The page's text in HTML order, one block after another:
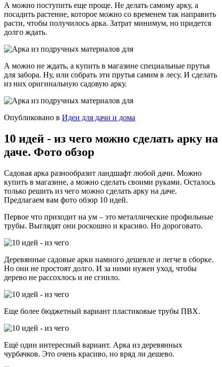
А можно поступить еще проще. Не делать самому арку, а
посадить растение, которое можно со временем так направить
расти, чтобы получилось арка. Затрат минимум, но придется
долго ждать.
А можно не ждать, а купить в магазине специальные прутья
для забора. Ну, или собрать эти прутья самим в лесу. И сделать
из них оригинальную садовую арку.
Опубликовано в Идеи для дачи и дома
10 идей - из чего можно сделать арку на
даче. Фото обзор
Садовая арка разнообразит ландшафт любой дачи. Можно
купить в магазине, а можно сделать своими руками. Осталось
только решить из чего можно сделать арку на даче.
Предлагаем вам фото обзор 10 идей.
Первое что приходит на ум – это металлические профильные
трубы. Выглядят они роскошно и красиво. Но дороговато.
Деревянные садовые арки намного дешевле и легче в сборке.
Но они не простоят долго. И за ними нужен уход, чтобы
дерево не рассохлось и не сгнило.
Еще более бюджетный вариант пластиковые трубы ПВХ.
Ещё один интересный вариант. Арка из деревянных
чурбачков. Это очень красиво, но вряд ли дешево.